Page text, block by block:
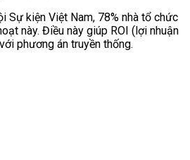
Sự kiện Việt Nam, 78% nhà tổ chức
này. Điều này giúp ROI (lợi nhuận
phương án truyền thống.